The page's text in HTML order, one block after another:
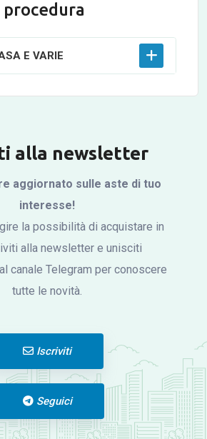
E VARIE
alla newsletter
aggiornato sulle aste di tuo
interesse!
la possibilità di acquistare in
alla newsletter e unisciti
canale Telegram per conoscere
tutte le novità.
Iscriviti
Seguici